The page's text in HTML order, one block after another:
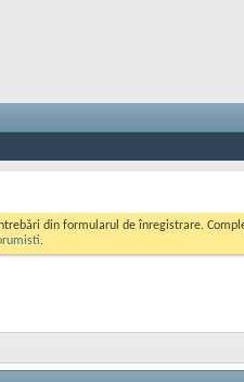
din formularul de înregistrare.
.